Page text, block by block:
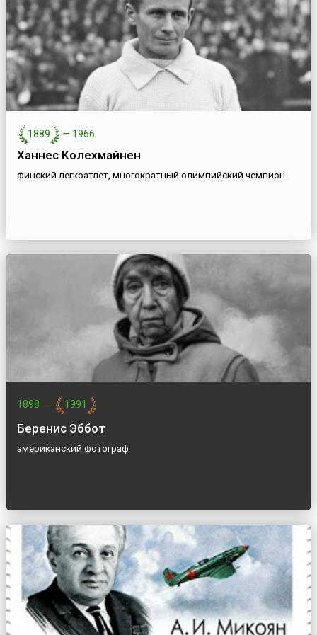
1889 — 1966
Ханнес Колехмайнен
финский легкоатлет, многократный олимпийский чемпион
1898 — 1991
Беренис Эббот
американский фотограф